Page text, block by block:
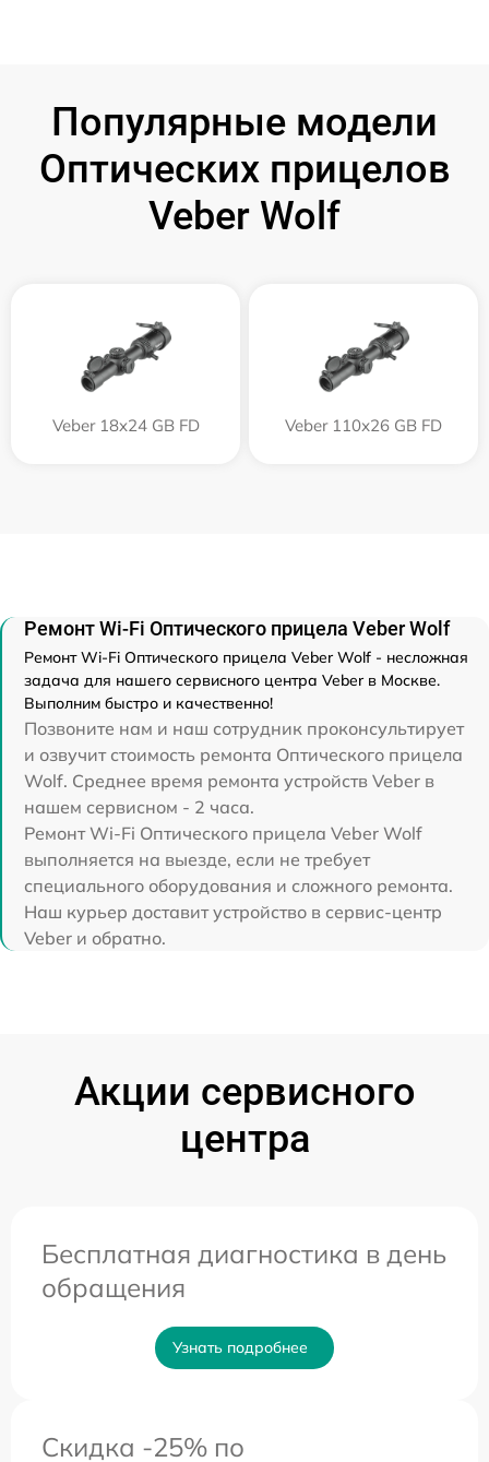
Популярные модели
Оптических прицелов
Veber Wolf
Veber 18x24 GB FD Veber 110х26 GB FD
Ремонт Wi-Fi Оптического прицела Veber Wolf
Ремонт Wi-Fi Оптического прицела Veber Wolf - несложная
задача для нашего сервисного центра Veber в Москве.
Выполним быстро и качественно!
Позвоните нам и наш сотрудник проконсультирует
и озвучит стоимость ремонта Оптического прицела
Wolf. Среднее время ремонта устройств Veber в
нашем сервисном - 2 часа.
Ремонт Wi-Fi Оптического прицела Veber Wolf
выполняется на выезде, если не требует
специального оборудования и сложного ремонта.
Наш курьер доставит устройство в сервис-центр
Veber и обратно.
Акции сервисного
центра
Бесплатная диагностика в день
обращения
Узнать подробнее
Скидка -25% по